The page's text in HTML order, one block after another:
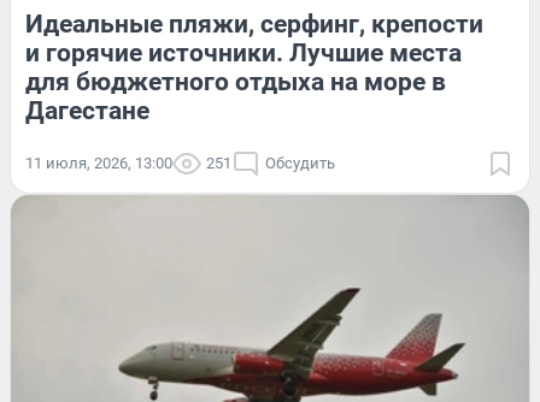
Идеальные пляжи, серфинг, крепости
и горячие источники. Лучшие места
для бюджетного отдыха на море в
Дагестане
11 июля, 2026, 13:00 251 Обсудить